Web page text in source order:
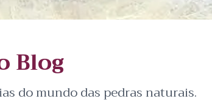
Blog
do mundo das pedras naturais.